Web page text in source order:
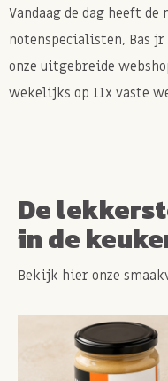
Vandaag de dag heeft
notenspecialisten, Bas jr
onze uitgebreide
wekelijks op 11x vaste
De
in de
Bekijk hier onze